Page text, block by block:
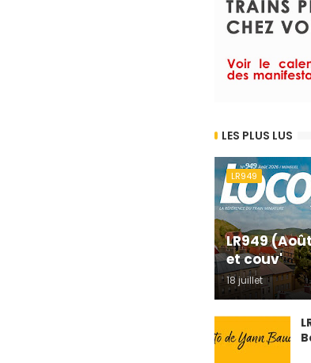
LES PLUS LUS
LR949
LR949
et couv'
18 juillet